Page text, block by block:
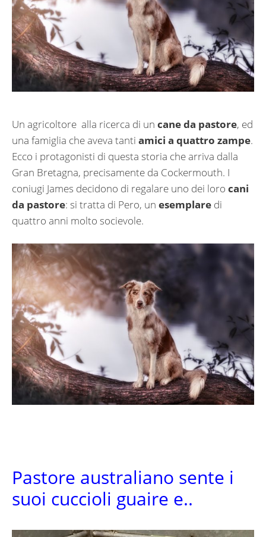
Un agricoltore alla ricerca di un cane da pastore, ed
una famiglia che aveva tanti amici a quattro zampe.
Ecco i protagonisti di questa storia che arriva dalla
Gran Bretagna, precisamente da Cockermouth. I
coniugi James decidono di regalare uno dei loro cani
da pastore: si tratta di Pero, un esemplare di
quattro anni molto socievole.
Pastore australiano sente i
suoi cuccioli guaire e..